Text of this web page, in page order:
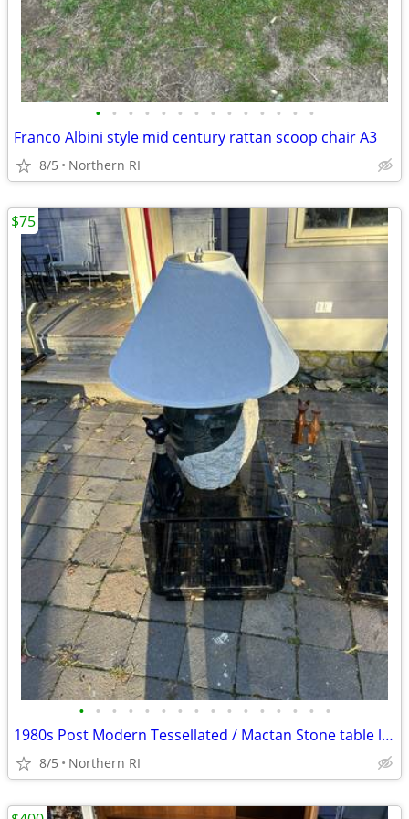
• • • • • • • • • • • • • •
Franco Albini style mid century rattan scoop chair A3
8/5 Northern RI
• • • • • • • • • • • • • • • •
1980s Post Modern Tessellated / Mactan Stone table lamp A436
8/5 Northern RI
$75